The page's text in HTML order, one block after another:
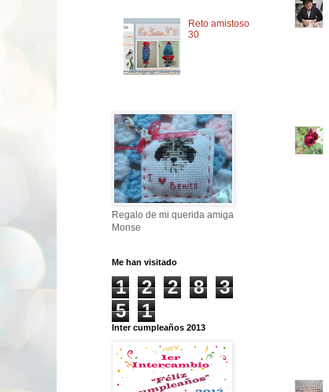
Reto amistoso
30
Regalo de mi querida amiga
Monse
Me han visitado
1 2 2 8
3
5
1
Inter cumpleaños 2013